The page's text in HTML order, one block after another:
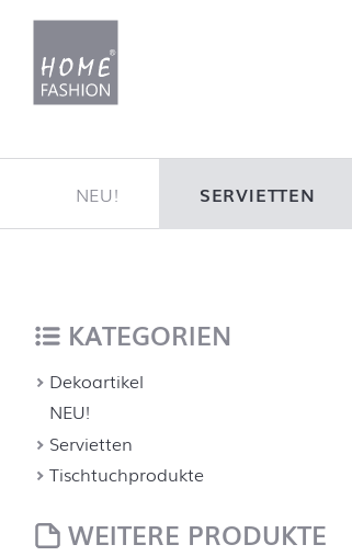
NEU! SERVIETTEN
KATEGORIEN
Dekoartikel
NEU!
Servietten
Tischtuchprodukte
WEITERE PRODUKTE
nach oben